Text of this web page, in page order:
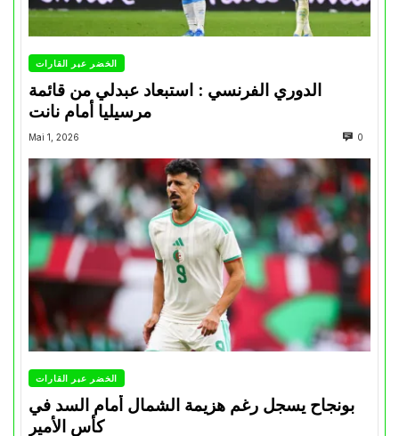
الخضر عبر القارات
الدوري الفرنسي : استبعاد عبدلي من قائمة
مرسيليا أمام نانت
Mai 1, 2026 0
الخضر عبر القارات
بونجاح يسجل رغم هزيمة الشمال أمام السد في
كأس الأمير